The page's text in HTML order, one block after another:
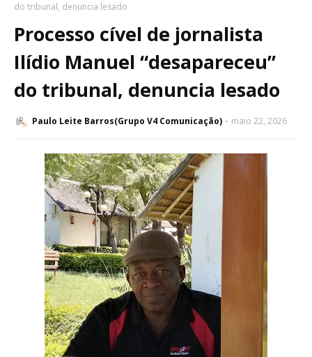
do tribunal, denuncia lesado
Processo cível de jornalista
Ilídio Manuel “desapareceu”
do tribunal, denuncia lesado
Paulo Leite Barros(Grupo V4 Comunicação) maio 22, 2026